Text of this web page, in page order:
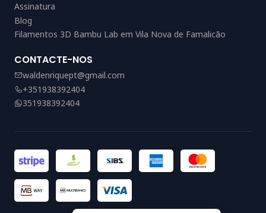
Assinatura
Blog
Filamentos 3D Bambu Lab em Vila Nova de Famalicão
CONTACTE-NOS
waldenriquept@gmail.com
+351938392404
351938392404